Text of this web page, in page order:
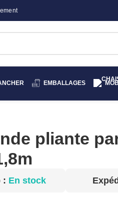
EMBALLAGES
pliante
: En stock